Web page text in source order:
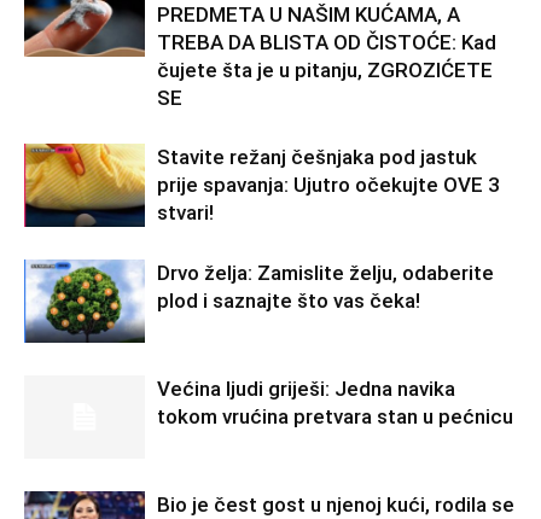
PREDMETA U NAŠIM KUĆAMA, A
TREBA DA BLISTA OD ČISTOĆE: Kad
čujete šta je u pitanju, ZGROZIĆETE
SE
Stavite režanj češnjaka pod jastuk
prije spavanja: Ujutro očekujte OVE 3
stvari!
Drvo želja: Zamislite želju, odaberite
plod i saznajte što vas čeka!
Većina ljudi griješi: Jedna navika
tokom vrućina pretvara stan u pećnicu
Bio je čest gost u njenoj kući, rodila se